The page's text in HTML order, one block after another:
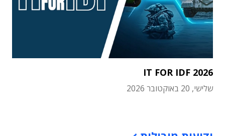
IT FOR IDF 2026
שלישי, 20 באוקטובר 2026